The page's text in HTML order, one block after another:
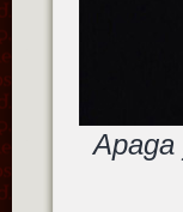
Apaga